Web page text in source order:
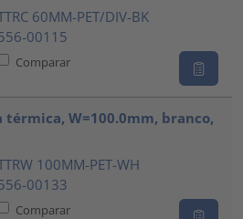
60MM-PET/DIV-BK
00115
Comparar
W=100.0mm, branco,
100MM-PET-WH
00133
Comparar